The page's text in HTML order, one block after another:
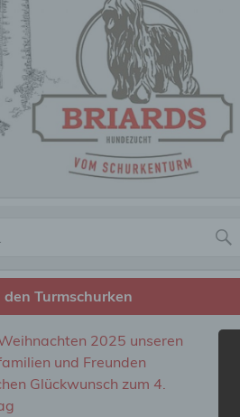
den Turmschurken
2025 unseren
und Freunden
Glückwunsch zum 4.